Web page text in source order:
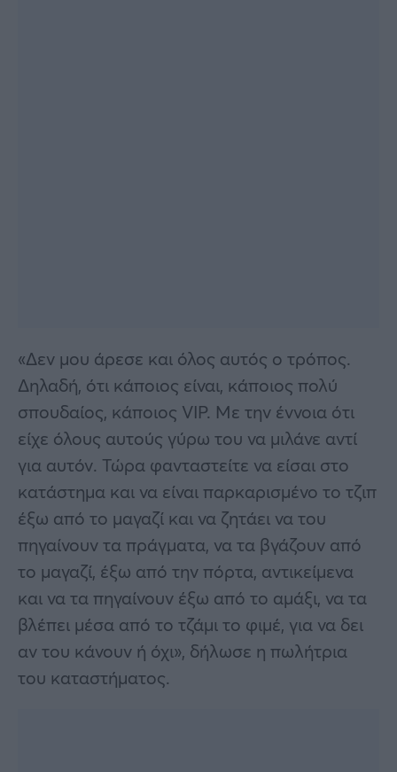
«Δεν μου άρεσε και όλος αυτός ο τρόπος.
Δηλαδή, ότι κάποιος είναι, κάποιος πολύ
σπουδαίος, κάποιος VIP. Με την έννοια ότι
είχε όλους αυτούς γύρω του να μιλάνε αντί
για αυτόν. Τώρα φανταστείτε να είσαι στο
κατάστημα και να είναι παρκαρισμένο το τζιπ
έξω από το μαγαζί και να ζητάει να του
πηγαίνουν τα πράγματα, να τα βγάζουν από
το μαγαζί, έξω από την πόρτα, αντικείμενα
και να τα πηγαίνουν έξω από το αμάξι, να τα
βλέπει μέσα από το τζάμι το φιμέ, για να δει
αν του κάνουν ή όχι», δήλωσε η πωλήτρια
του καταστήματος.